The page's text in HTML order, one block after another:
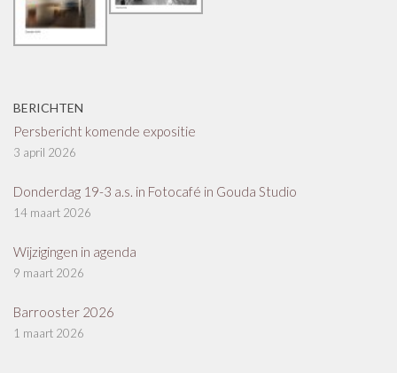
BERICHTEN
Persbericht komende expositie
3 april 2026
Donderdag 19-3 a.s. in Fotocafé in Gouda Studio
14 maart 2026
Wijzigingen in agenda
9 maart 2026
Barrooster 2026
1 maart 2026